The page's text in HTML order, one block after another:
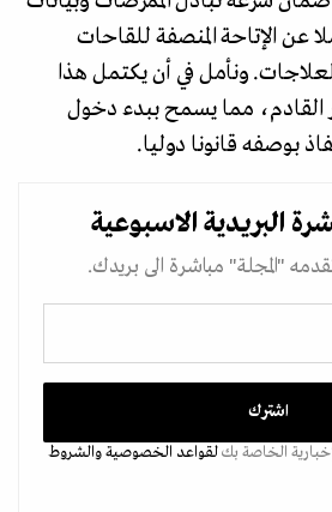
عن الإتاحة المنصفة للقاحات
ونأمل في أن يكتمل هذا
القادم، مما يسمح ببدء دخول
بوصفه قانونا دوليا.
البريدية الاسبوعية
"المجلة" مباشرة الى بريدك.
الخاصة بكلقواعد الخصوصيةوالشروط